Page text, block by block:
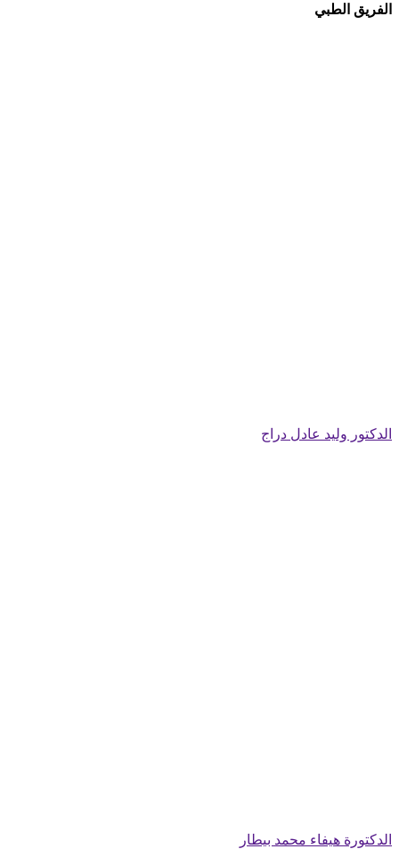
الفريق الطبي
الدكتور وليد عادل دراج
الدكتورة هيفاء محمد بيطار